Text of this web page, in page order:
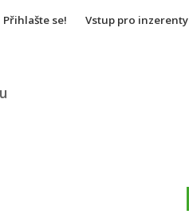
Přihlašte se! Vstup pro inzerenty